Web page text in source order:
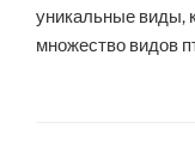
уникальные виды,
множество видов